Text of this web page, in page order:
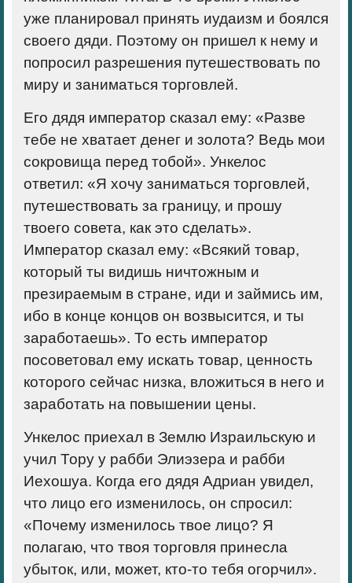
уже планировал принять иудаизм и боялся
своего дяди. Поэтому он пришел к нему и
попросил разрешения путешествовать по
миру и заниматься торговлей.
Его дядя император сказал ему: «Разве
тебе не хватает денег и золота? Ведь мои
сокровища перед тобой». Ункелос
ответил: «Я хочу заниматься торговлей,
путешествовать за границу, и прошу
твоего совета, как это сделать».
Император сказал ему: «Всякий товар,
который ты видишь ничтожным и
презираемым в стране, иди и займись им,
ибо в конце концов он возвысится, и ты
заработаешь». То есть император
посоветовал ему искать товар, ценность
которого сейчас низка, вложиться в него и
заработать на повышении цены.
Ункелос приехал в Землю Израильскую и
учил Тору у рабби Элиэзера и рабби
Иехошуа. Когда его дядя Адриан увидел,
что лицо его изменилось, он спросил:
«Почему изменилось твое лицо? Я
полагаю, что твоя торговля принесла
убыток, или, может, кто-то тебя огорчил».